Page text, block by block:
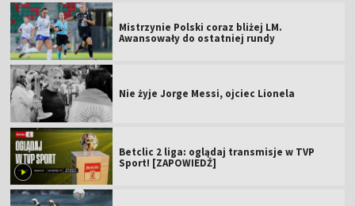
Mistrzynie Polski coraz bliżej LM.
Awansowały do ostatniej rundy
Nie żyje Jorge Messi, ojciec Lionela
Betclic 2 liga: oglądaj transmisje w TVP
Sport! [ZAPOWIEDŹ]